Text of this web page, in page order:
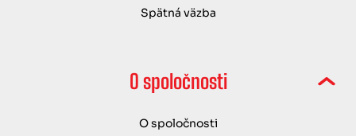
Spätná väzba
O spoločnosti
O spoločnosti